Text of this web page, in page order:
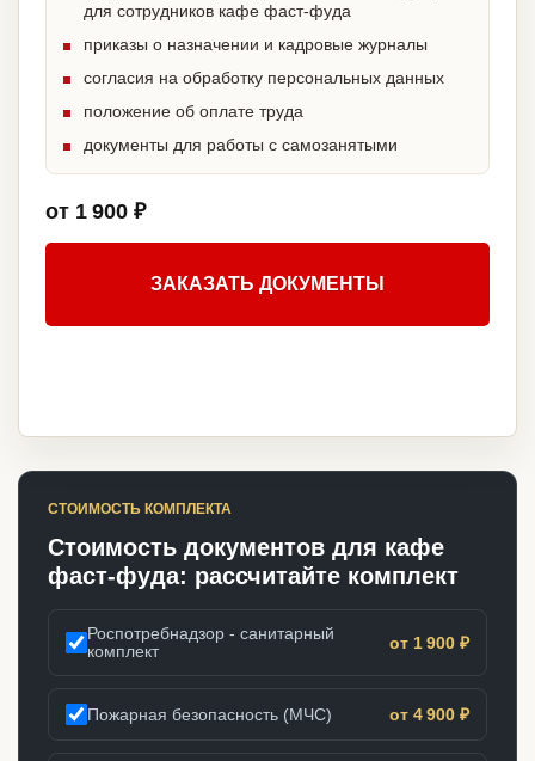
для сотрудников кафе фаст-фуда
приказы о назначении и кадровые журналы
согласия на обработку персональных данных
положение об оплате труда
документы для работы с самозанятыми
от 1 900 ₽
ЗАКАЗАТЬ ДОКУМЕНТЫ
СТОИМОСТЬ КОМПЛЕКТА
Стоимость документов для кафе
фаст-фуда: рассчитайте комплект
Роспотребнадзор - санитарный
комплект
от 1 900 ₽
Пожарная безопасность (МЧС) от 4 900 ₽